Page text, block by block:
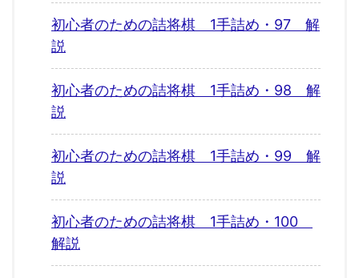
初心者のための詰将棋 1手詰め・97 解
説
初心者のための詰将棋 1手詰め・98 解
説
初心者のための詰将棋 1手詰め・99 解
説
初心者のための詰将棋 1手詰め・100
解説